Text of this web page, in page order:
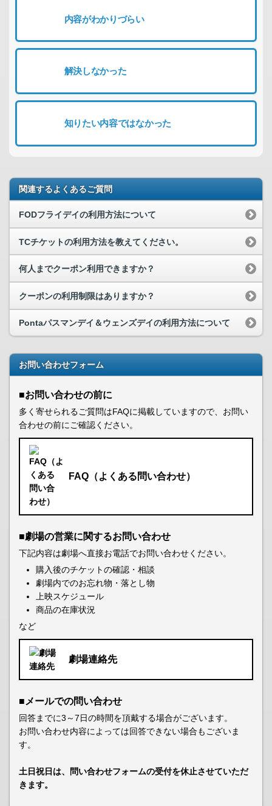
内容がわかりづらい
解決しなかった
知りたい内容ではなかった
関連するよくあるご質問
FODフライデイの利用方法について
TCチケットの利用方法を教えてください。
何人までクーポン利用できますか？
クーポンの利用制限はありますか？
Pontaパスマンデイ＆ウェンズデイの利用方法について
お問い合わせフォーム
■お問い合わせの前に
多く寄せられるご質問はFAQに掲載していますので、お問い
合わせの前にご確認ください。
FAQ（よくある問い合わせ）
■劇場の営業に関するお問い合わせ
下記内容は劇場へ直接お電話でお問い合わせください。
購入後のチケットの確認・相談
劇場内でのお忘れ物・落とし物
上映スケジュール
商品の在庫状況
など
劇場連絡先
■メールでの問い合わせ
回答までに3～7日の時間を頂戴する場合がございます。
お問い合わせ内容によっては回答できない場合もございま
す。
土日祝日は、問い合わせフォームの受付を休止させていただ
きます。